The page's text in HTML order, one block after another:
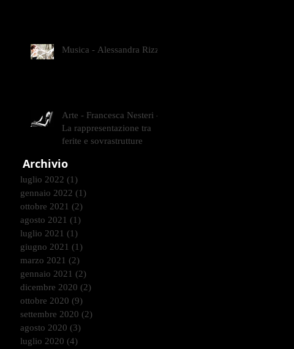
Musica - Alessandra Rizzo
Arte - Francesca Nesteri -
La rappresentazione tra
ferite e sovrastrutture
Archivio
luglio 2022 (1)
gennaio 2022 (1)
ottobre 2021 (2)
agosto 2021 (1)
luglio 2021 (1)
giugno 2021 (1)
marzo 2021 (2)
gennaio 2021 (2)
dicembre 2020 (2)
ottobre 2020 (9)
settembre 2020 (2)
agosto 2020 (3)
luglio 2020 (4)